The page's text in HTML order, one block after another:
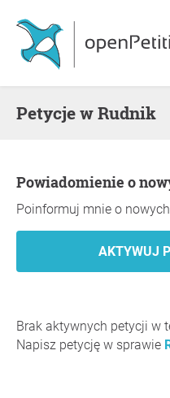
Petycje w Rudnik
Powiadomienie o
Poinformuj mnie o
Brak aktywnych petycji w
Napisz petycję w sprawie